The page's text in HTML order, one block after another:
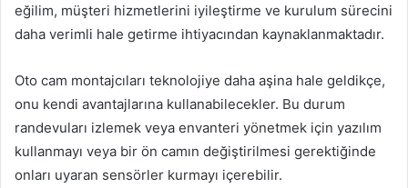
eğilim, müşteri hizmetlerini iyileştirme ve kurulum sürecini
daha verimli hale getirme ihtiyacından kaynaklanmaktadır.
Oto cam montajcıları teknolojiye daha aşina hale geldikçe,
onu kendi avantajlarına kullanabilecekler. Bu durum
randevuları izlemek veya envanteri yönetmek için yazılım
kullanmayı veya bir ön camın değiştirilmesi gerektiğinde
onları uyaran sensörler kurmayı içerebilir.